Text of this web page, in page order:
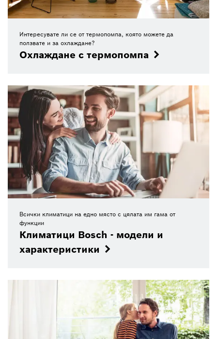
Интересувате ли се от термопомпа, която можете да
ползвате и за охлаждане?
Охлаждане с термопомпа
Всички климатици на едно място с цялата им гама от
функции
Климатици Bosch - модели и
характеристики